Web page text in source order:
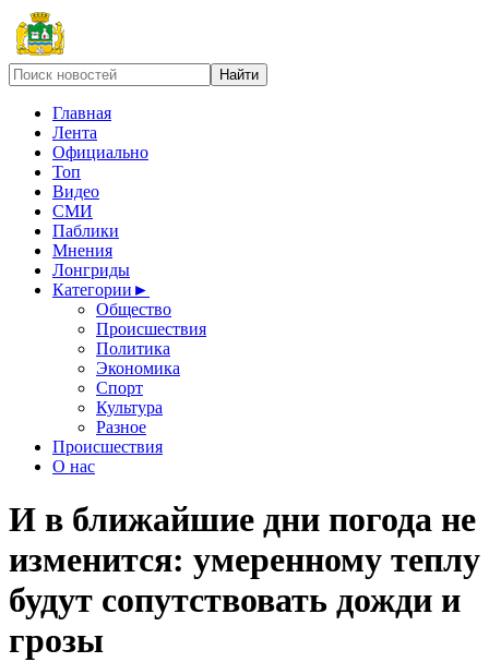
Главная
Лента
Официально
Топ
Видео
СМИ
Паблики
Мнения
Лонгриды
Категории ►
Общество
Происшествия
Политика
Экономика
Спорт
Культура
Разное
Происшествия
О нас
И в ближайшие дни погода не
изменится: умеренному теплу
будут сопутствовать дожди и
грозы